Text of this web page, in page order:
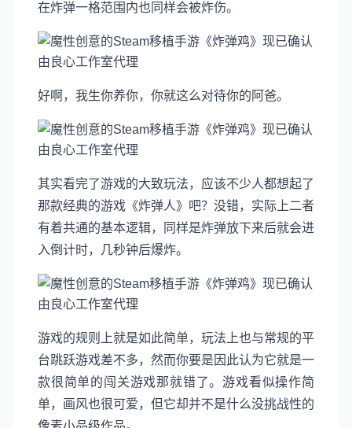
在炸弹一格范围内也同样会被炸伤。
好啊，我生你养你，你就这么对待你的阿爸。
其实看完了游戏的大致玩法，应该不少人都想起了
那款经典的游戏《炸弹人》吧？没错，实际上二者
有着共通的基本逻辑，同样是炸弹放下来后就会进
入倒计时，几秒钟后爆炸。
游戏的规则上就是如此简单，玩法上也与常规的平
台跳跃游戏差不多，然而你要是因此认为它就是一
款很简单的闯关游戏那就错了。游戏看似操作简
单，画风也很可爱，但它却并不是什么没挑战性的